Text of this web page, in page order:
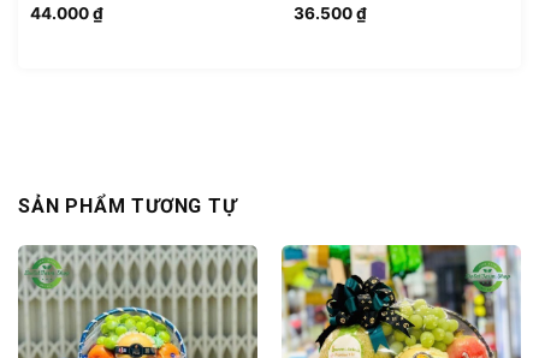
44.000₫ 36.500₫
SẢN PHẨM TƯƠNG TỰ